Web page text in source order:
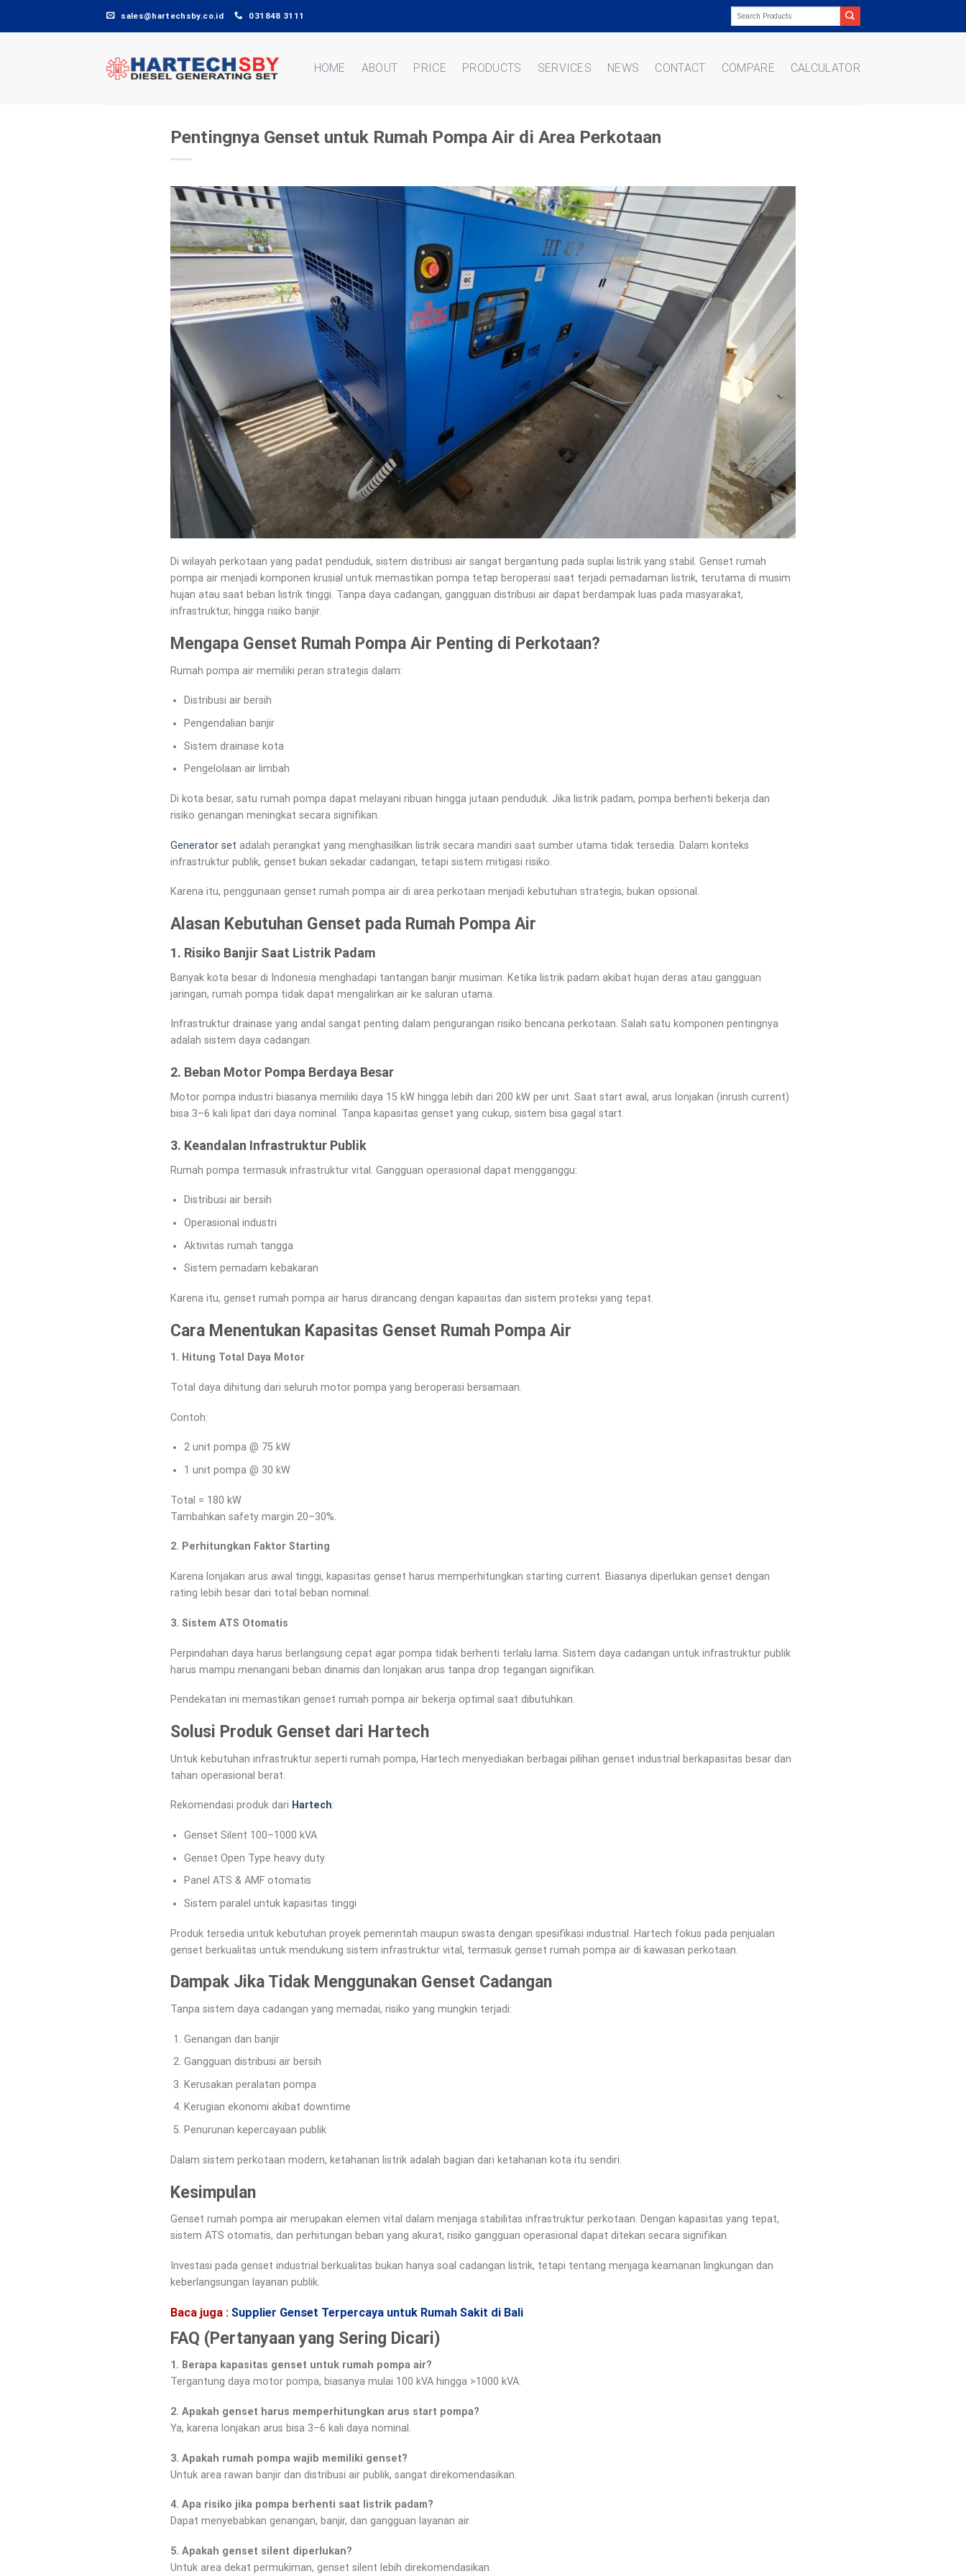
sales@hartechsby.co.id 031848 3111
Search
HOME ABOUT PRICE PRODUCTS SERVICES NEWS CONTACT COMPARE CALCULATOR
Pentingnya Genset untuk Rumah Pompa Air di Area Perkotaan
Di wilayah perkotaan yang padat penduduk, sistem distribusi air sangat bergantung pada suplai listrik yang stabil. Genset rumah
pompa air menjadi komponen krusial untuk memastikan pompa tetap beroperasi saat terjadi pemadaman listrik, terutama di musim
hujan atau saat beban listrik tinggi. Tanpa daya cadangan, gangguan distribusi air dapat berdampak luas pada masyarakat,
infrastruktur, hingga risiko banjir.
Mengapa Genset Rumah Pompa Air Penting di Perkotaan?
Rumah pompa air memiliki peran strategis dalam:
Distribusi air bersih
Pengendalian banjir
Sistem drainase kota
Pengelolaan air limbah
Di kota besar, satu rumah pompa dapat melayani ribuan hingga jutaan penduduk. Jika listrik padam, pompa berhenti bekerja dan
risiko genangan meningkat secara signifikan.
Generator set adalah perangkat yang menghasilkan listrik secara mandiri saat sumber utama tidak tersedia. Dalam konteks
infrastruktur publik, genset bukan sekadar cadangan, tetapi sistem mitigasi risiko.
Karena itu, penggunaan genset rumah pompa air di area perkotaan menjadi kebutuhan strategis, bukan opsional.
Alasan Kebutuhan Genset pada Rumah Pompa Air
1. Risiko Banjir Saat Listrik Padam
Banyak kota besar di Indonesia menghadapi tantangan banjir musiman. Ketika listrik padam akibat hujan deras atau gangguan
jaringan, rumah pompa tidak dapat mengalirkan air ke saluran utama.
Infrastruktur drainase yang andal sangat penting dalam pengurangan risiko bencana perkotaan. Salah satu komponen pentingnya
adalah sistem daya cadangan.
2. Beban Motor Pompa Berdaya Besar
Motor pompa industri biasanya memiliki daya 15 kW hingga lebih dari 200 kW per unit. Saat start awal, arus lonjakan (inrush current)
bisa 3–6 kali lipat dari daya nominal. Tanpa kapasitas genset yang cukup, sistem bisa gagal start.
3. Keandalan Infrastruktur Publik
Rumah pompa termasuk infrastruktur vital. Gangguan operasional dapat mengganggu:
Distribusi air bersih
Operasional industri
Aktivitas rumah tangga
Sistem pemadam kebakaran
Karena itu, genset rumah pompa air harus dirancang dengan kapasitas dan sistem proteksi yang tepat.
Cara Menentukan Kapasitas Genset Rumah Pompa Air
1. Hitung Total Daya Motor
Total daya dihitung dari seluruh motor pompa yang beroperasi bersamaan.
Contoh:
2 unit pompa @ 75 kW
1 unit pompa @ 30 kW
Total = 180 kW
Tambahkan safety margin 20–30%.
2. Perhitungkan Faktor Starting
Karena lonjakan arus awal tinggi, kapasitas genset harus memperhitungkan starting current. Biasanya diperlukan genset dengan
rating lebih besar dari total beban nominal.
3. Sistem ATS Otomatis
Perpindahan daya harus berlangsung cepat agar pompa tidak berhenti terlalu lama. Sistem daya cadangan untuk infrastruktur publik
harus mampu menangani beban dinamis dan lonjakan arus tanpa drop tegangan signifikan.
Pendekatan ini memastikan genset rumah pompa air bekerja optimal saat dibutuhkan.
Solusi Produk Genset dari Hartech
Untuk kebutuhan infrastruktur seperti rumah pompa, Hartech menyediakan berbagai pilihan genset industrial berkapasitas besar dan
tahan operasional berat.
Rekomendasi produk dari Hartech:
Genset Silent 100–1000 kVA
Genset Open Type heavy duty
Panel ATS & AMF otomatis
Sistem paralel untuk kapasitas tinggi
Produk tersedia untuk kebutuhan proyek pemerintah maupun swasta dengan spesifikasi industrial. Hartech fokus pada penjualan
genset berkualitas untuk mendukung sistem infrastruktur vital, termasuk genset rumah pompa air di kawasan perkotaan.
Dampak Jika Tidak Menggunakan Genset Cadangan
Tanpa sistem daya cadangan yang memadai, risiko yang mungkin terjadi:
Genangan dan banjir
Gangguan distribusi air bersih
Kerusakan peralatan pompa
Kerugian ekonomi akibat downtime
Penurunan kepercayaan publik
Dalam sistem perkotaan modern, ketahanan listrik adalah bagian dari ketahanan kota itu sendiri.
Kesimpulan
Genset rumah pompa air merupakan elemen vital dalam menjaga stabilitas infrastruktur perkotaan. Dengan kapasitas yang tepat,
sistem ATS otomatis, dan perhitungan beban yang akurat, risiko gangguan operasional dapat ditekan secara signifikan.
Investasi pada genset industrial berkualitas bukan hanya soal cadangan listrik, tetapi tentang menjaga keamanan lingkungan dan
keberlangsungan layanan publik.
Baca juga : Supplier Genset Terpercaya untuk Rumah Sakit di Bali
FAQ (Pertanyaan yang Sering Dicari)
1. Berapa kapasitas genset untuk rumah pompa air?
Tergantung daya motor pompa, biasanya mulai 100 kVA hingga >1000 kVA.
2. Apakah genset harus memperhitungkan arus start pompa?
Ya, karena lonjakan arus bisa 3–6 kali daya nominal.
3. Apakah rumah pompa wajib memiliki genset?
Untuk area rawan banjir dan distribusi air publik, sangat direkomendasikan.
4. Apa risiko jika pompa berhenti saat listrik padam?
Dapat menyebabkan genangan, banjir, dan gangguan layanan air.
5. Apakah genset silent diperlukan?
Untuk area dekat permukiman, genset silent lebih direkomendasikan.